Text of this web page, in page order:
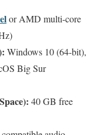
or AMD multi-core
Windows 10 (64-bit),
Big Sur
40 GB free